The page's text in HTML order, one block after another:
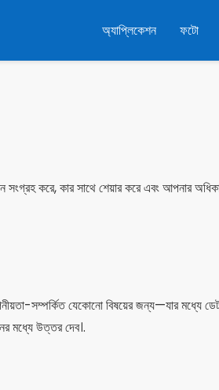
অ্যাপ্লিকেশন ফটো
কার সাথে শেয়ার করে এবং আপনার অধিকার
সম্পর্কিত যেকোনো বিষয়ের জন্য—যার মধ্যে
মধ্যে উত্তর দেব।.